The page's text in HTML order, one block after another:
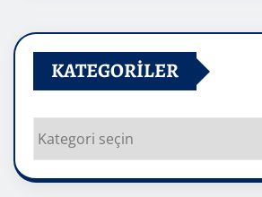
KATEGORILER
Kategoriler